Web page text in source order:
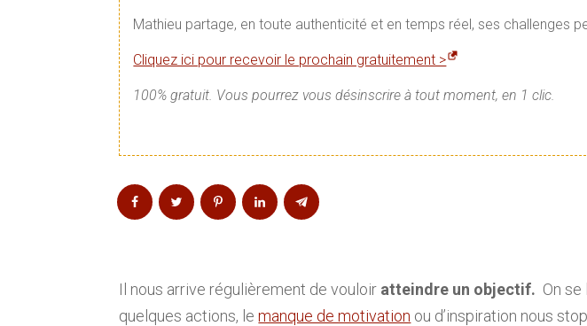
Mathieu partage, en toute authenticité et en temps réel, ses challenges
Cliquez ici pour recevoir le prochain gratuitement >
100% gratuit. Vous pourrez vous désinscrire à tout moment, en 1 clic.
Il nous arrive régulièrement de vouloir atteindre un objectif. On
quelques actions, lemanque de motivation ou d’inspiration nous